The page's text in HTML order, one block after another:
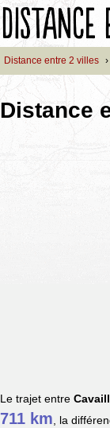
Distance entre 2 villes ›
Distance
Le trajet entre
711 km , la